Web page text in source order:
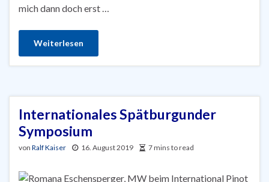
mich dann doch erst …
Weiterlesen
Internationales Spätburgunder
Symposium
von Ralf Kaiser 16. August 2019 7 mins to read